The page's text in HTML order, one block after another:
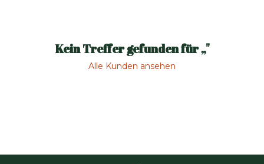
Kein Treffer gefunden für „"
Alle Kunden ansehen